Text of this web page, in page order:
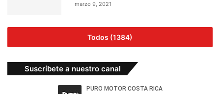
marzo 9, 2021
Todos (1384)
Suscríbete a nuestro canal